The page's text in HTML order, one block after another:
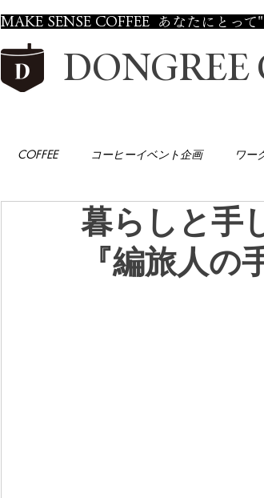
MAKE SENSE COFFEE あなたにとっ
DONGREE
COFFEE コーヒーイベント企画 ワー
暮らしと手
『編旅人の